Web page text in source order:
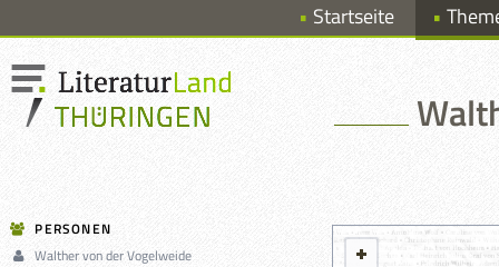
Startseite
PERSONEN
Walther von der Vogelweide